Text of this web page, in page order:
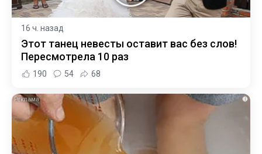
16 ч. назад
Этот танец невесты оставит вас без слов!
Пересмотрела 10 раз
190 54 68
i